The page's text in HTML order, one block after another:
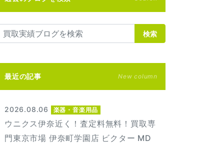
検索
最近の記事 New column
2026.08.06 楽器・音楽用品
ウニクス伊奈近く！査定料無料！買取専
門東京市場 伊奈町学園店 ビクター MD